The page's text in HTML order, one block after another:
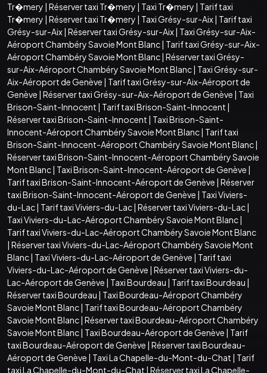
Tr�mery | Réserver taxi Tr�mery | Taxi Tr�mery | Tarif taxi
Tr�mery | Réserver taxi Tr�mery | Taxi Grésy-sur-Aix| Tarif taxi
Grésy-sur-Aix| Réserver taxi Grésy-sur-Aix| Taxi Grésy-sur-Aix-
Aéroport Chambéry Savoie Mont Blanc| Tarif taxi Grésy-sur-Aix-
Aéroport Chambéry Savoie Mont Blanc| Réserver taxi Grésy-
sur-Aix-Aéroport Chambéry Savoie Mont Blanc| Taxi Grésy-sur-
Aix-Aéroport de Genève | Tarif taxi Grésy-sur-Aix-Aéroport de
Genève | Réserver taxi Grésy-sur-Aix-Aéroport de Genève | Taxi
Brison-Saint-Innocent | Tarif taxi Brison-Saint-Innocent |
Réserver taxi Brison-Saint-Innocent | Taxi Brison-Saint-
Innocent-Aéroport Chambéry Savoie Mont Blanc| Tarif taxi
Brison-Saint-Innocent-Aéroport Chambéry Savoie Mont Blanc|
Réserver taxi Brison-Saint-Innocent-Aéroport Chambéry Savoie
Mont Blanc| Taxi Brison-Saint-Innocent-Aéroport de Genève |
Tarif taxi Brison-Saint-Innocent-Aéroport de Genève | Réserver
taxi Brison-Saint-Innocent-Aéroport de Genève | Taxi Viviers-
du-Lac| Tarif taxi Viviers-du-Lac| Réserver taxi Viviers-du-Lac|
Taxi Viviers-du-Lac-Aéroport Chambéry Savoie Mont Blanc|
Tarif taxi Viviers-du-Lac-Aéroport Chambéry Savoie Mont Blanc
| Réserver taxi Viviers-du-Lac-Aéroport Chambéry Savoie Mont
Blanc| Taxi Viviers-du-Lac-Aéroport de Genève | Tarif taxi
Viviers-du-Lac-Aéroport de Genève | Réserver taxi Viviers-du-
Lac-Aéroport de Genève | Taxi Bourdeau | Tarif taxi Bourdeau |
Réserver taxi Bourdeau | Taxi Bourdeau-Aéroport Chambéry
Savoie Mont Blanc| Tarif taxi Bourdeau-Aéroport Chambéry
Savoie Mont Blanc| Réserver taxi Bourdeau-Aéroport Chambéry
Savoie Mont Blanc| Taxi Bourdeau-Aéroport de Genève | Tarif
taxi Bourdeau-Aéroport de Genève | Réserver taxi Bourdeau-
Aéroport de Genève | Taxi La Chapelle-du-Mont-du-Chat | Tarif
taxi La Chapelle-du-Mont-du-Chat | Réserver taxi La Chapelle-